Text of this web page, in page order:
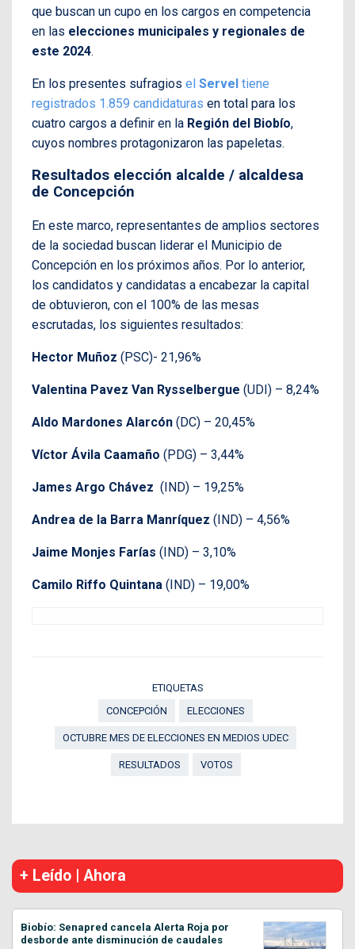
que buscan un cupo en los cargos en competencia
en las elecciones municipales y regionales de
este 2024.
En los presentes sufragios el Servel tiene
registrados 1.859 candidaturas en total para los
cuatro cargos a definir en la Región del Biobío,
cuyos nombres protagonizaron las papeletas.
Resultados elección alcalde / alcaldesa
de Concepción
En este marco, representantes de amplios sectores
de la sociedad buscan liderar el Municipio de
Concepción en los próximos años. Por lo anterior,
los candidatos y candidatas a encabezar la capital
de obtuvieron, con el 100% de las mesas
escrutadas, los siguientes resultados:
Hector Muñoz (PSC)- 21,96%
Valentina Pavez Van Rysselbergue (UDI) – 8,24%
Aldo Mardones Alarcón (DC) – 20,45%
Víctor Ávila Caamaño (PDG) – 3,44%
James Argo Chávez (IND) – 19,25%
Andrea de la Barra Manríquez (IND) – 4,56%
Jaime Monjes Farías (IND) – 3,10%
Camilo Riffo Quintana (IND) – 19,00%
ETIQUETAS
CONCEPCIÓN
ELECCIONES
OCTUBRE MES DE ELECCIONES EN MEDIOS UDEC
RESULTADOS VOTOS
+ Leído | Ahora
Biobío: Senapred cancela Alerta Roja por
desborde ante disminución de caudales